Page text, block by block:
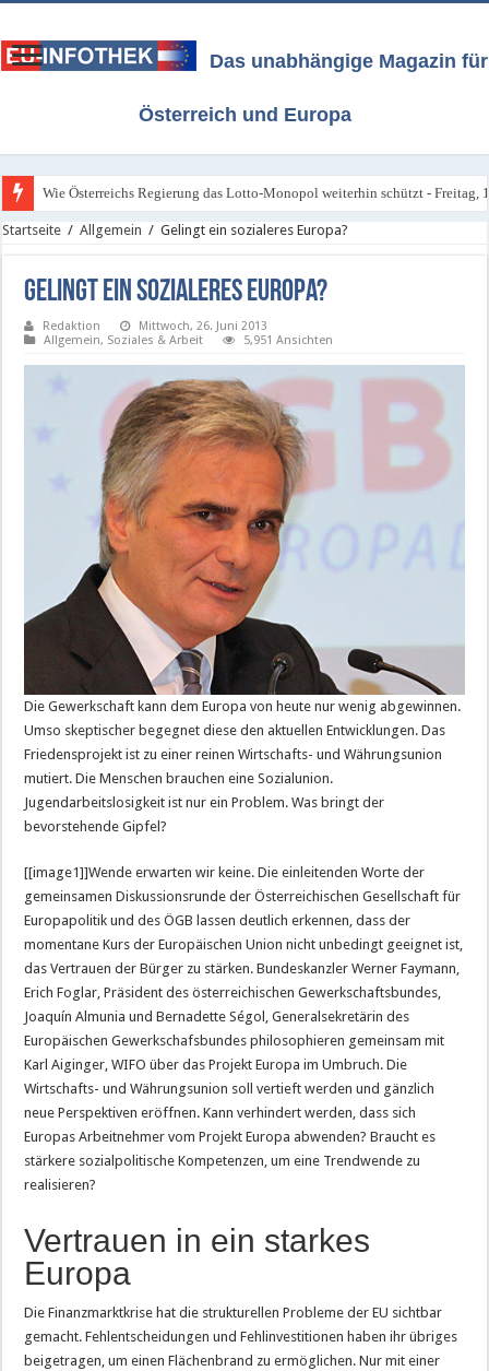
Das unabhängige Magazin für
Österreich und Europa
Wie Österreichs Regierung das Lotto-Monopol weiterhin schützt - Freitag,
Startseite / Allgemein / Gelingt ein sozialeres Europa?
Gelingt ein sozialeres Europa?
Redaktion
Mittwoch, 26. Juni 2013
Allgemein, Soziales & Arbeit 5,951 Ansichten
Die Gewerkschaft kann dem Europa von heute nur wenig abgewinnen.
Umso skeptischer begegnet diese den aktuellen Entwicklungen. Das
Friedensprojekt ist zu einer reinen Wirtschafts- und Währungsunion
mutiert. Die Menschen brauchen eine Sozialunion.
Jugendarbeitslosigkeit ist nur ein Problem. Was bringt der
bevorstehende Gipfel?
[[image1]]Wende erwarten wir keine. Die einleitenden Worte der
gemeinsamen Diskussionsrunde der Österreichischen Gesellschaft für
Europapolitik und des ÖGB lassen deutlich erkennen, dass der
momentane Kurs der Europäischen Union nicht unbedingt geeignet ist,
das Vertrauen der Bürger zu stärken. Bundeskanzler Werner Faymann,
Erich Foglar, Präsident des österreichischen Gewerkschaftsbundes,
Joaquín Almunia und Bernadette Ségol, Generalsekretärin des
Europäischen Gewerkschafsbundes philosophieren gemeinsam mit
Karl Aiginger, WIFO über das Projekt Europa im Umbruch. Die
Wirtschafts- und Währungsunion soll vertieft werden und gänzlich
neue Perspektiven eröffnen. Kann verhindert werden, dass sich
Europas Arbeitnehmer vom Projekt Europa abwenden? Braucht es
stärkere sozialpolitische Kompetenzen, um eine Trendwende zu
realisieren?
Vertrauen in ein starkes
Europa
Die Finanzmarktkrise hat die strukturellen Probleme der EU sichtbar
gemacht. Fehlentscheidungen und Fehlinvestitionen haben ihr übriges
beigetragen, um einen Flächenbrand zu ermöglichen. Nur mit einer